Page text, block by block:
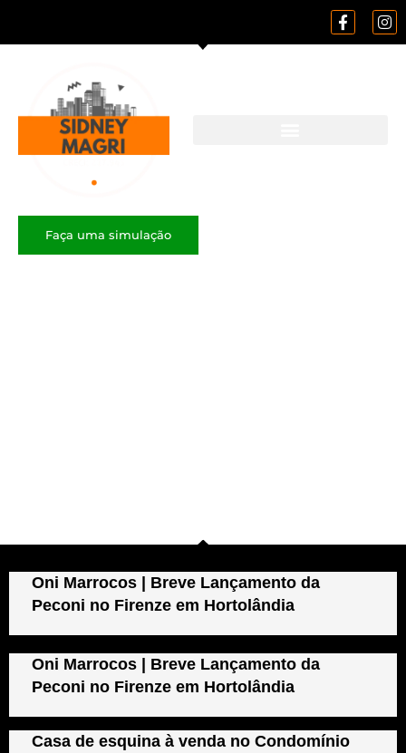
Faça uma simulação
Oni Marrocos | Breve Lançamento da
Peconi no Firenze em Hortolândia
Oni Marrocos | Breve Lançamento da
Peconi no Firenze em Hortolândia
Casa de esquina à venda no Condomínio